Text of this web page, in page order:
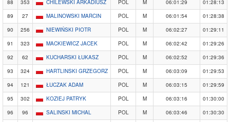
88 353 CHILEWSKI ARKADIUSZ POL M 06:01:29
01:28:13
89
27 MALINOWSKI MARCIN POL M 06:01:54
01:28:38
90
256 NIEWIŃSKI PIOTR POL M 06:02:27
01:29:11
91
323 MACKIEWICZ JACEK POL M 06:02:42
01:29:26
92
62 KUCHARSKI ŁUKASZ POL M 06:02:52
01:29:36
93
324 HARTLINSKI GRZEGORZ POL M 06:03:09
01:29:53
94
121 ŁUCZAK ADAM POL M 06:03:15
01:29:59
95
302 KOZIEJ PATRYK POL M 06:03:16
01:30:00
96
96 SALINSKI MICHAL POL M 06:03:46
01:30:30